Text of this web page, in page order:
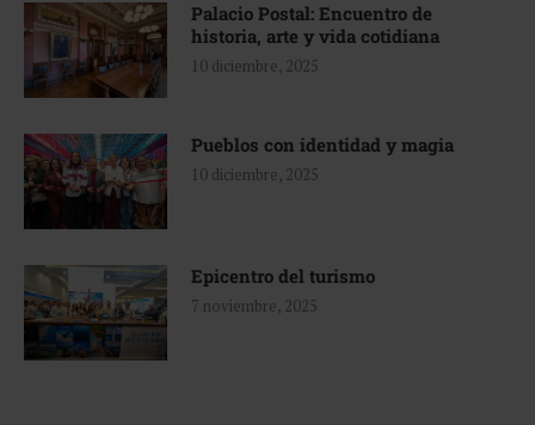
Palacio Postal: Encuentro de
historia, arte y vida cotidiana
10 diciembre, 2025
Pueblos con identidad y magia
10 diciembre, 2025
Epicentro del turismo
7 noviembre, 2025